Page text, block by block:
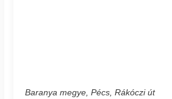
Baranya megye, Pécs, Rákóczi út